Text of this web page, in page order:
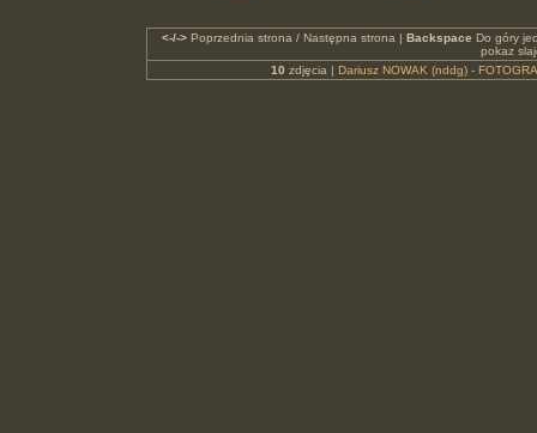
<-/->Poprzednia strona / Następna strona | Backspace Do góry
pokaz
10 zdjęcia | Dariusz NOWAK (nddg) -